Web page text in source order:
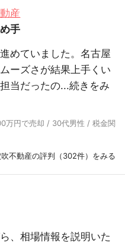
産
手
めていました。名古屋
ーズさが結果上手くい
当だったの...続きをみ
万円で売却 / 30代男性 / 税金関
不動産の評判（302件）をみる
、相場情報を説明いた